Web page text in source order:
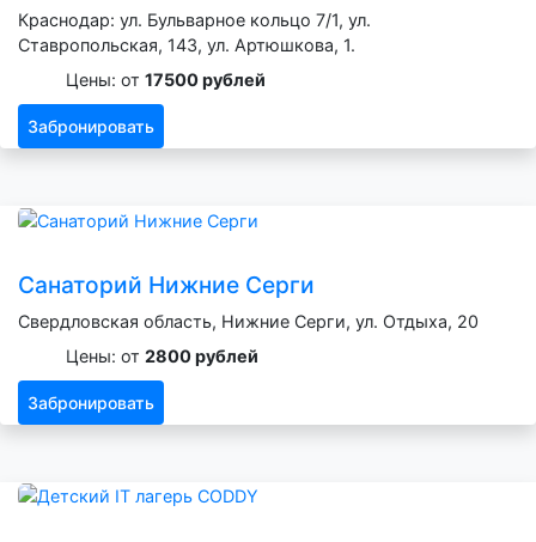
Краснодар: ул. Бульварное кольцо 7/1, ул.
Ставропольская, 143, ул. Артюшкова, 1.
Цены: от 17500 рублей
Забронировать
Санаторий Нижние Серги
Свердловская область, Нижние Серги, ул. Отдыха, 20
Цены: от 2800 рублей
Забронировать